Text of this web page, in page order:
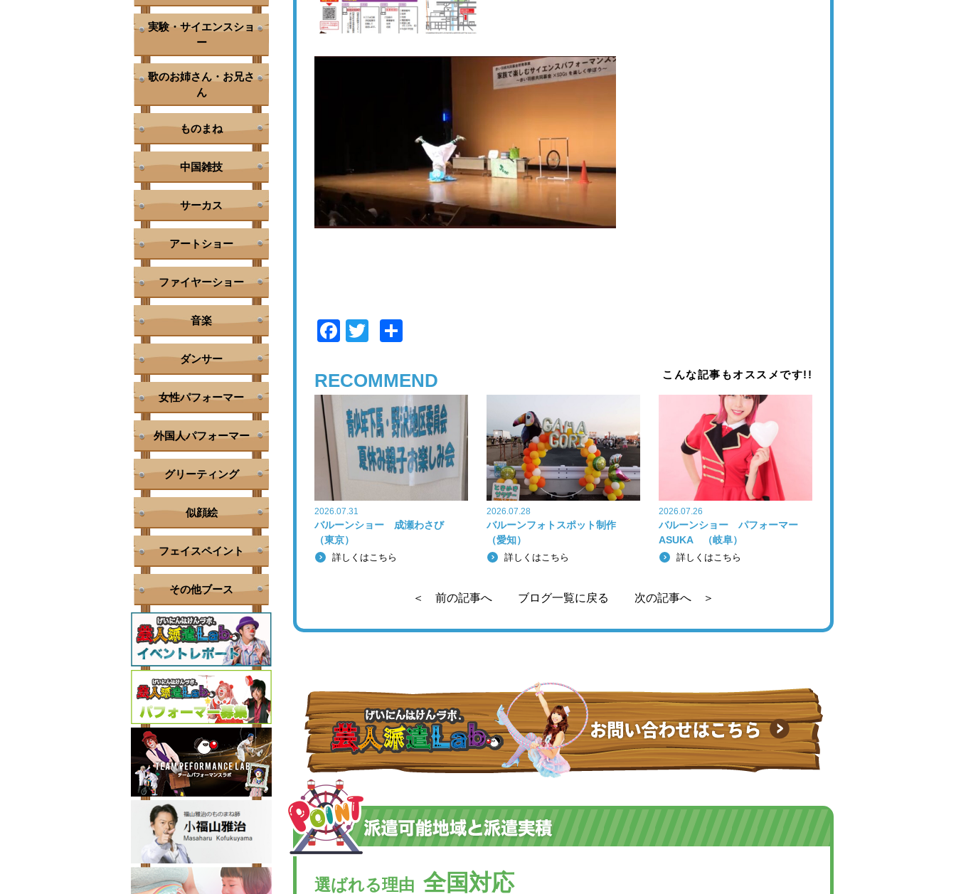
F
c
e
b
o
k
tt
er
RECOMMEND こんな記事もオススメです!!
2026.07.31
バルーンショー 成瀬わさび
（東京）
詳しくはこちら
2026.07.28
バルーンフォトスポット制作
（愛知）
詳しくはこちら
2026.07.26
バルーンショー パフォーマー
ASUKA （岐阜）
詳しくはこちら
＜ 前の記事へ ブログ一覧に戻る 次の記事へ ＞
選ばれる理由 全国対応
実験・サイエンスショ
ー
歌のお姉さん・お兄さ
ん
ものまね
中国雑技
サーカス
アートショー
ファイヤーショー
音楽
ダンサー
女性パフォーマー
外国人パフォーマー
グリーティング
似顔絵
フェイスペイント
その他ブース